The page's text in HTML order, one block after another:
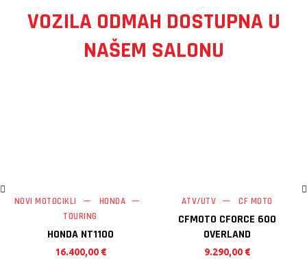
VOZILA ODMAH DOSTUPNA U
NAŠEM SALONU
HONDA NT1100
NOVI MOTOCIKLI
HONDA
TOURING
16.400,00 €
CFMOTO CFORCE 600
OVERLAND
ATV/UTV CF MOTO
9.290,00 €